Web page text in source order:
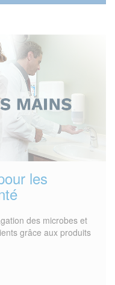
les
des microbes et
grâce aux produits